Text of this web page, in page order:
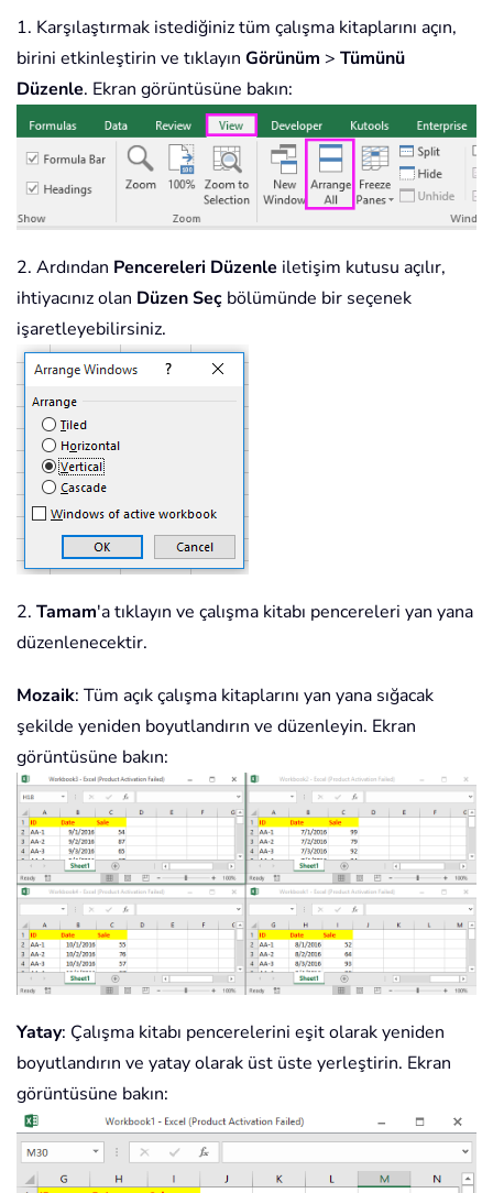
1. Karşılaştırmak istediğiniz tüm çalışma kitaplarını açın,
birini etkinleştirin ve tıklayın Görünüm > Tümünü
Düzenle. Ekran görüntüsüne bakın:
2. Ardından Pencereleri Düzenle iletişim kutusu açılır,
ihtiyacınız olan Düzen Seç bölümünde bir seçenek
işaretleyebilirsiniz.
2. Tamam'a tıklayın ve çalışma kitabı pencereleri yan yana
düzenlenecektir.
Mozaik: Tüm açık çalışma kitaplarını yan yana sığacak
şekilde yeniden boyutlandırın ve düzenleyin. Ekran
görüntüsüne bakın:
Yatay: Çalışma kitabı pencerelerini eşit olarak yeniden
boyutlandırın ve yatay olarak üst üste yerleştirin. Ekran
görüntüsüne bakın: